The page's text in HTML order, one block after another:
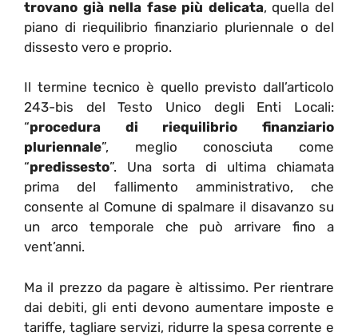
trovano già nella fase più delicata, quella del
piano di riequilibrio finanziario pluriennale o del
dissesto vero e proprio.
Il termine tecnico è quello previsto dall’articolo
243-bis del Testo Unico degli Enti Locali:
“procedura di riequilibrio finanziario
pluriennale”, meglio conosciuta come
“predissesto”. Una sorta di ultima chiamata
prima del fallimento amministrativo, che
consente al Comune di spalmare il disavanzo su
un arco temporale che può arrivare fino a
vent’anni.
Ma il prezzo da pagare è altissimo. Per rientrare
dai debiti, gli enti devono aumentare imposte e
tariffe, tagliare servizi, ridurre la spesa corrente e